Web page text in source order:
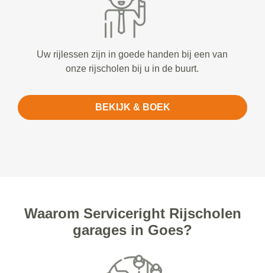
Uw rijlessen zijn in goede handen bij een van
onze rijscholen bij u in de buurt.
BEKIJK & BOEK
Waarom Serviceright Rijscholen
garages in Goes?